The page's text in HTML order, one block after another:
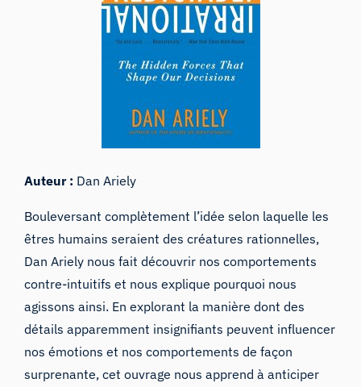
Auteur : Dan Ariely
Bouleversant complètement l’idée selon laquelle les
êtres humains seraient des créatures rationnelles,
Dan Ariely nous fait découvrir nos comportements
contre-intuitifs et nous explique pourquoi nous
agissons ainsi. En explorant la manière dont des
détails apparemment insignifiants peuvent influencer
nos émotions et nos comportements de façon
surprenante, cet ouvrage nous apprend à anticiper